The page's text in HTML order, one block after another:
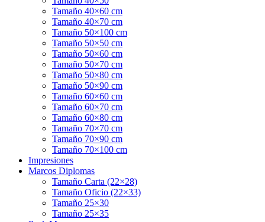
Tamaño 40×60 cm
Tamaño 40×70 cm
Tamaño 50×100 cm
Tamaño 50×50 cm
Tamaño 50×60 cm
Tamaño 50×70 cm
Tamaño 50×80 cm
Tamaño 50×90 cm
Tamaño 60×60 cm
Tamaño 60×70 cm
Tamaño 60×80 cm
Tamaño 70×70 cm
Tamaño 70×90 cm
Tamaño 70×100 cm
Impresiones
Marcos Diplomas
Tamaño Carta (22×28)
Tamaño Oficio (22×33)
Tamaño 25×30
Tamaño 25×35